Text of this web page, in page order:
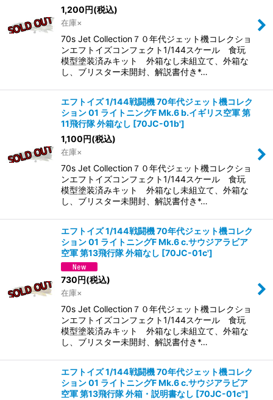
絞り込む
1,200円(税込)
在庫×
70s Jet Collection７０年代ジェット機コレクショ
ンエフトイズコンフェクト1/144スケール 食玩
模型塗装済みキット 外箱なし未組立て、外箱な
し、ブリスター未開封、解説書付き*…
エフトイズ 1/144戦闘機 70年代ジェット機コレク
ション 01 ライトニングF Mk.6 b.イギリス空軍 第
11飛行隊 外箱なし [70JC-01b']
1,100円(税込)
在庫×
70s Jet Collection７０年代ジェット機コレクショ
ンエフトイズコンフェクト1/144スケール 食玩
模型塗装済みキット 外箱なし未組立て、外箱な
し、ブリスター未開封、解説書付き*…
エフトイズ 1/144戦闘機 70年代ジェット機コレク
ション 01 ライトニングF Mk.6 c.サウジアラビア
空軍 第13飛行隊 外箱なし [70JC-01c']
730円(税込)
在庫×
70s Jet Collection７０年代ジェット機コレクショ
ンエフトイズコンフェクト1/144スケール 食玩
模型塗装済みキット 外箱なし未組立て、外箱な
し、ブリスター未開封、解説書付き*…
エフトイズ 1/144戦闘機 70年代ジェット機コレク
ション 01 ライトニングF Mk.6 c.サウジアラビア
空軍 第13飛行隊 外箱・説明書なし [70JC-01c"]